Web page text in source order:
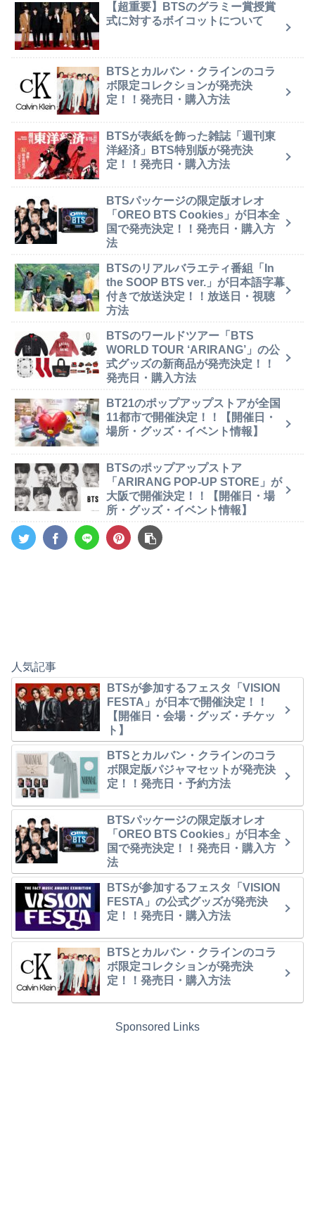
【超重要】BTSのグラミー賞授賞
式に対するボイコットについて
BTSとカルバン・クラインのコラ
ボ限定コレクションが発売決
定！！発売日・購入方法
BTSが表紙を飾った雑誌「週刊東
洋経済」BTS特別版が発売決
定！！発売日・購入方法
BTSパッケージの限定版オレオ
「OREO BTS Cookies」が日本全
国で発売決定！！発売日・購入方
法
BTSのリアルバラエティ番組「In
the SOOP BTS ver.」が日本語字幕
付きで放送決定！！放送日・視聴
方法
BTSのワールドツアー「BTS
WORLD TOUR ‘ARIRANG’」の公
式グッズの新商品が発売決定！！
発売日・購入方法
BT21のポップアップストアが全国
11都市で開催決定！！【開催日・
場所・グッズ・イベント情報】
BTSのポップアップストア
「ARIRANG POP-UP STORE」が
大阪で開催決定！！【開催日・場
所・グッズ・イベント情報】
人気記事
BTSが参加するフェスタ「VISION
FESTA」が日本で開催決定！！
【開催日・会場・グッズ・チケッ
ト】
BTSとカルバン・クラインのコラ
ボ限定版パジャマセットが発売決
定！！発売日・予約方法
BTSパッケージの限定版オレオ
「OREO BTS Cookies」が日本全
国で発売決定！！発売日・購入方
法
BTSが参加するフェスタ「VISION
FESTA」の公式グッズが発売決
定！！発売日・購入方法
BTSとカルバン・クラインのコラ
ボ限定コレクションが発売決
定！！発売日・購入方法
Sponsored Links